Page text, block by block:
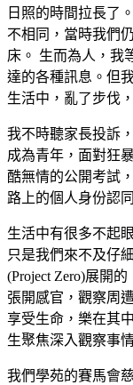
日照的時間拉長了
不相同，當時我們
床。 生而為人，我
達的各種訊息。但
生活中，亂了步伐
我不時聽家長投訴
成為青年，面對狂
酷無情的公開考試
路上的個人身份認
生活中有很多不起
只是我們來不及仔
(Project Zero)展開
張開感官，觀察周
享受生命，樂在其
生聚焦深入觀察事
我們學苑的賽馬會